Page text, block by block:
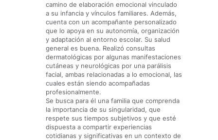
camino de elaboración emocional vinculado
a su infancia y vínculos familiares. Además,
cuenta con un acompañante personalizado
que lo apoya en su autonomía, organización
y adaptación al entorno escolar. Su salud
general es buena. Realizó consultas
dermatológicas por algunas manifestaciones
cutáneas y neurológicas por una parálisis
facial, ambas relacionadas a lo emocional, las
cuales están siendo acompañadas
profesionalmente.
Se busca para él una familia que comprenda
la importancia de su singularidad, que
respete sus tiempos subjetivos y que esté
dispuesta a compartir experiencias
cotidianas y significativas en un contexto de